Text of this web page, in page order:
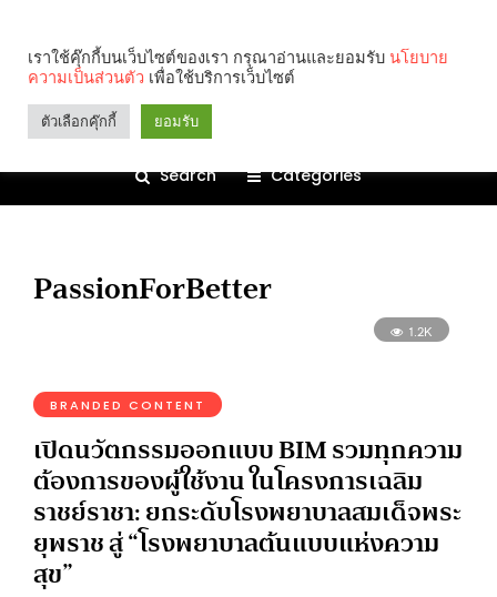
Search Categories
PassionForBetter
1.2K
BRANDED CONTENT
เปิดนวัตกรรมออกแบบ BIM รวมทุกความ
ต้องการของผู้ใช้งาน ในโครงการเฉลิม
ราชย์ราชา: ยกระดับโรงพยาบาลสมเด็จพระ
ยุพราช สู่ “โรงพยาบาลต้นแบบแห่งความ
สุข”
เราใช้คุ๊กกี้บนเว็บไซต์ของเรา กรุณาอ่านและยอมรับ นโยบาย
ความเป็นส่วนตัว เพื่อใช้บริการเว็บไซต์
ตัวเลือกคุ๊กกี้ ยอมรับ